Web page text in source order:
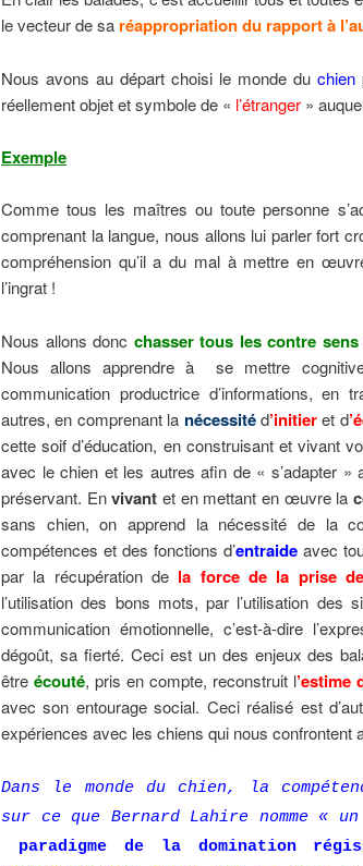
le vecteur de sa réappropriation du rapport à
Nous avons au départ choisi le monde du chien
réellement objet et symbole de « l’étranger »
Exemple
Comme tous les maîtres ou toute personne
comprenant la langue, nous allons lui parler fort
compréhension qu’il a du mal à mettre en
l’ingrat !
Nous allons donc chasser tous les contre
Nous allons apprendre à se mettre
communication productrice d’informations, en
autres, en comprenant la nécessitéd’initieret d
cette soif d’éducation, en construisant et vivant
avec le chien et les autres afin de « s’adapter
préservant. Envivant et en mettant en œuvre la
sans chien, on apprend la nécessité de la
compétences et des fonctions d’entraide avec
par la récupération de la force de la prise
l’utilisation des bons mots, par l’utilisation des
communication émotionnelle, c’est-à-dire
dégoût, sa fierté. Ceci est un des enjeux des
être écouté, pris en compte, reconstruit l’estime
avec son entourage social. Ceci réalisé est
expériences avec les chiens qui nous confrontent
Dans le monde du chien, la
sur ce que Bernard Lahire nomme
paradigme de la domination